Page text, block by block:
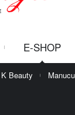
E-SHOP
K Beauty